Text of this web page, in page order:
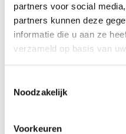
partners voor social
partners kunnen deze
informatie die u aan ze
verzameld op basis van
Noodzakelijk
Voorkeuren
Vraag altijd een
kunststof kozijnen wilt
principedetails. Deze kan
opmeting. Eis inzicht in de
garantievoorwaarden. Met
verzekerd van tien jaar
aanneemsom.